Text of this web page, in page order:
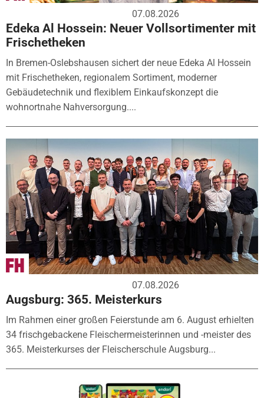
07.08.2026
Edeka Al Hossein: Neuer Vollsortimenter mit
Frischetheken
In Bremen-Oslebshausen sichert der neue Edeka Al Hossein
mit Frischetheken, regionalem Sortiment, moderner
Gebäudetechnik und flexiblem Einkaufskonzept die
wohnortnahe Nahversorgung....
07.08.2026
Augsburg: 365. Meisterkurs
Im Rahmen einer großen Feierstunde am 6. August erhielten
34 frischgebackene Fleischermeisterinnen und -meister des
365. Meisterkurses der Fleischerschule Augsburg...